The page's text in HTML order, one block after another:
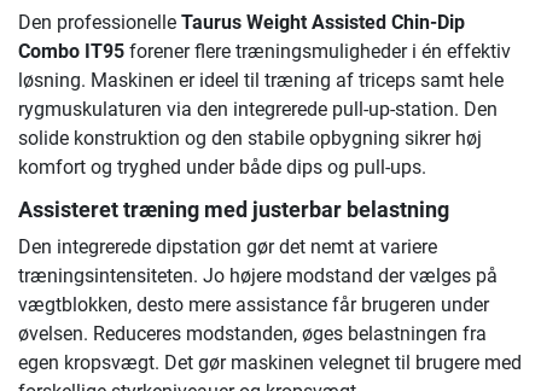
Den professionelle Taurus Weight Assisted Chin-Dip
Combo IT95 forener flere træningsmuligheder i én effektiv
løsning. Maskinen er ideel til træning af triceps samt hele
rygmuskulaturen via den integrerede pull-up-station. Den
solide konstruktion og den stabile opbygning sikrer høj
komfort og tryghed under både dips og pull-ups.
Assisteret træning med justerbar belastning
Den integrerede dipstation gør det nemt at variere
træningsintensiteten. Jo højere modstand der vælges på
vægtblokken, desto mere assistance får brugeren under
øvelsen. Reduceres modstanden, øges belastningen fra
egen kropsvægt. Det gør maskinen velegnet til brugere med